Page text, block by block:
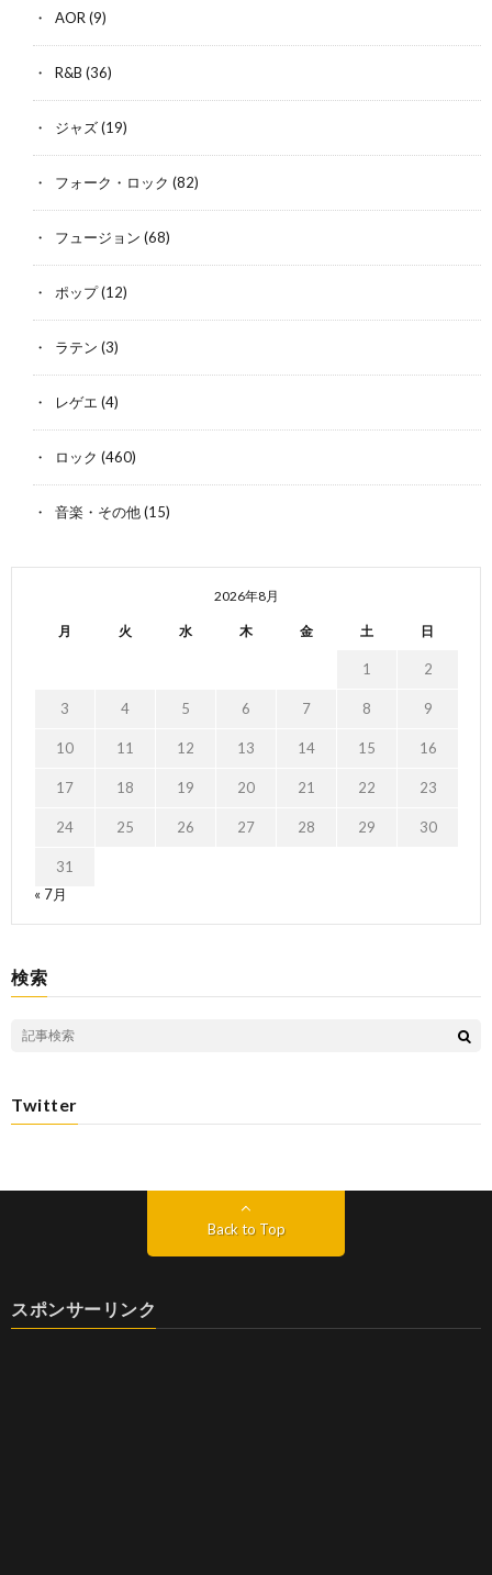
AOR (9)
R&B (36)
ジャズ(19)
フォーク・ロック (82)
フュージョン (68)
ポップ(12)
ラテン (3)
レゲエ (4)
ロック (460)
音楽・その他(15)
2026年8月
月 火 水 木 金 土 日
1 2
3 4 5 6 7 8 9
10 11 12 13 14 15 16
17 18 19 20 21 22 23
24 25 26 27 28 29 30
31
« 7月
検索
Twitter
Back to Top
スポンサーリンク